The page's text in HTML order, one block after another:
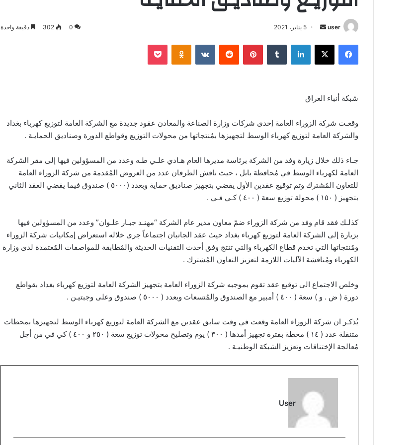
user
أرسل 5 يناير، 2021 0
302 دقيقة واحدة
فيسبوك ‫X لينكدإن بينتيريست Odnoklassniki
‫Pocket
شبكة أنباء العراق
وقعـت شركة الزوراء العامة إحدى شركات وزارة الصناعة والمعادن عقود جديدة مع الشركة العامة لتوزيع كهرباء بغداد
والشركة العامة لتوزيع كهرباء الوسط لتجهيزها بمُنتجاتها من محولات التوزيع وقواطع الدورة وصناديق الحمايـة .
جـاء ذلك خلال زيارة وفد من الشركة برئاسة مديرها العام هـادي علـي طـه وعدد من المسؤولين فيها إلى مقر الشركة
العامة لكهرباء الوسط في مُحافظة بابل ، حيث ناقش الطرفان عدد من العروض المُقدمة من شركة الزوراء العامة
للتعاون المُشترك وتم توقيع عقدين الأول يقضي بتجهيز صناديق حماية وبعدد (٥٠٠٠ ) صندوق فيما يقضي العقد الثاني
بتجهيز ( ١٥٠ ) محولة توزيع سعة ( ٤٠٠ ) كـي فـي .
كذلـك فقد قام وفد من شركة الزوراء ضمّ معاون مدير عام الشركة “مهنـد جبـار علـوان” وعدد من المسؤولين فيها
بزيارة إلى الشركة العامة لتوزيع كهرباء بغداد حيث عقد الجانبان اجتماعاً جرى خلاله استعراض إمكانيات شركة الزوراء
ومُنتجاتها التي تخدم قطاع الكهرباء والتي تنتج وفق أحدث التقنيات الحديثة والمُطابقة للمواصفات المُعتمدة لدى وزارة
الكهرباء ومُناقشة الآليات اللازمة لتعزيز التعاون المُشترك .
وخلص الاجتماع الى توقيع عقد تقوم بموجبه شركة الزوراء العامة بتجهيز الشركة العامة لتوزيع كهرباء بغداد بقواطع
دورة ( ض . و ) سعة ( ٤٠٠ ) أمبير مع الصندوق والمُتسعات وبعدد ( ٥٠٠٠ ) صندوق وعلى وجبتيـن .
يُذكـر ان شركة الزوراء العامة وقعت في وقت سابق عقدين مع الشركة العامة لتوزيع كهرباء الوسط لتجهيزها بمحطات
متنقلة عدد ( ١٤ ) محطة بفترة تجهيز أمدها ( ٣٠٠ ) يوم وتصليح محولات توزيع سعة ( ٢٥٠ و ٤٠٠ ) كي في من أجل
مُعالجة الإختناقات وتعزيز الشبكة الوطنيـة .
User